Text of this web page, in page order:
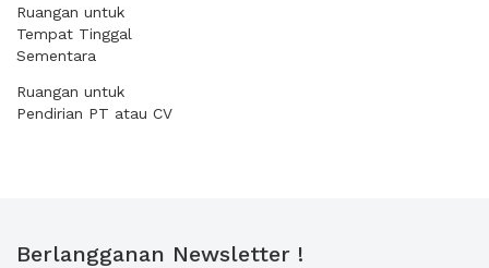
Ruangan untuk
Tempat Tinggal
Sementara
Ruangan untuk
Pendirian PT atau CV
Berlangganan Newsletter !